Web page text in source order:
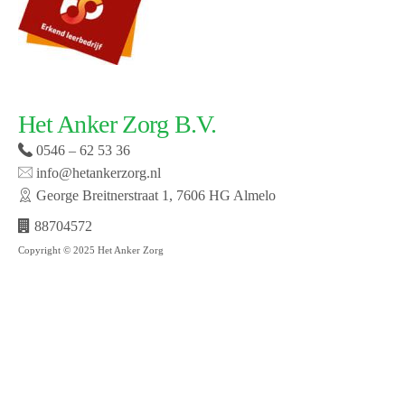
Het Anker Zorg B.V.
0546 – 62 53 36
info@hetankerzorg.nl
George Breitnerstraat 1, 7606 HG Almelo
88704572
Copyright © 2025 Het Anker Zorg